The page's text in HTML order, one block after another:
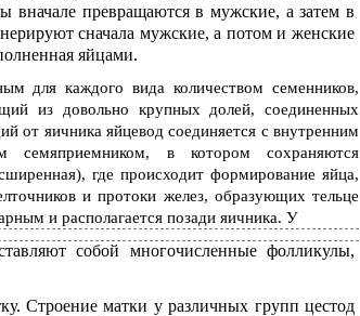
вначале превращаются в мужские, а затем в
сначала мужские, а потом и женские
яйцами.
для каждого вида количеством семенников,
из довольно крупных долей, соединенных
от яичника яйцевод соединяется с внутренним
в котором сохраняются
где происходит формирование яйца,
и протоки желез, образующих тельце
и располагается позади яичника. У
собой многочисленные фолликулы,
Строение матки у различных групп цестод